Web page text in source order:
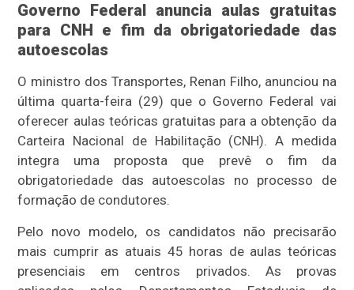
Governo Federal anuncia aulas gratuitas
para CNH e fim da obrigatoriedade das
autoescolas
O ministro dos Transportes, Renan Filho, anunciou na
última quarta-feira (29) que o Governo Federal vai
oferecer aulas teóricas gratuitas para a obtenção da
Carteira Nacional de Habilitação (CNH). A medida
integra uma proposta que prevê o fim da
obrigatoriedade das autoescolas no processo de
formação de condutores.
Pelo novo modelo, os candidatos não precisarão
mais cumprir as atuais 45 horas de aulas teóricas
presenciais em centros privados. As provas